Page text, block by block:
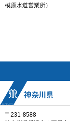
模原水道営業所）
〒231-8588